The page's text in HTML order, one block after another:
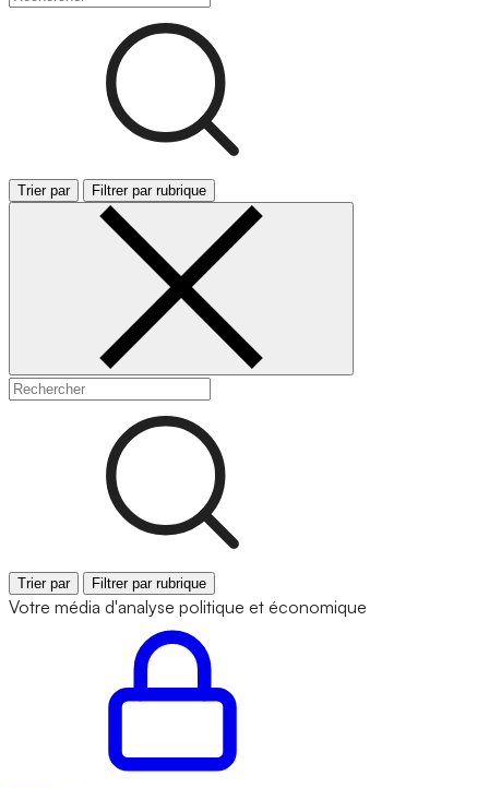
Trier par Filtrer par rubrique
Trier par Filtrer par rubrique
Votre média d'analyse politique et économique